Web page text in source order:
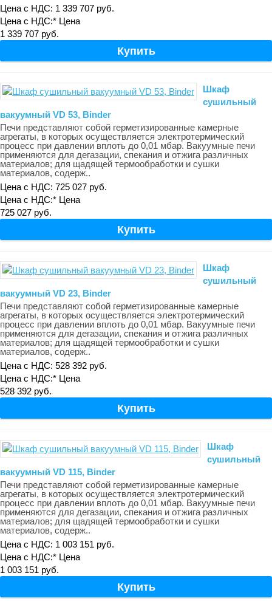
Цена с НДС: 1 339 707 руб.
Цена с НДС:* Цена
1 339 707 руб.
Шкаф
сушильный
вакуумный VD 53, Binder
Печи представляют собой герметизированные камерные
агрегаты, в которых осуществляется электротермический
процесс при давлении вплоть до 0,01 мбар. Вакуумные печи
применяются для дегазации, спекания и отжига различных
материалов; для щадящей термообработки и сушки
материалов, содерж..
Цена с НДС: 725 027 руб.
Цена с НДС:* Цена
725 027 руб.
Шкаф
сушильный
вакуумный VD 23, Binder
Печи представляют собой герметизированные камерные
агрегаты, в которых осуществляется электротермический
процесс при давлении вплоть до 0,01 мбар. Вакуумные печи
применяются для дегазации, спекания и отжига различных
материалов; для щадящей термообработки и сушки
материалов, содерж..
Цена с НДС: 528 392 руб.
Цена с НДС:* Цена
528 392 руб.
Шкаф
сушильный
вакуумный VD 115, Binder
Печи представляют собой герметизированные камерные
агрегаты, в которых осуществляется электротермический
процесс при давлении вплоть до 0,01 мбар. Вакуумные печи
применяются для дегазации, спекания и отжига различных
материалов; для щадящей термообработки и сушки
материалов, содерж..
Цена с НДС: 1 003 151 руб.
Цена с НДС:* Цена
1 003 151 руб.